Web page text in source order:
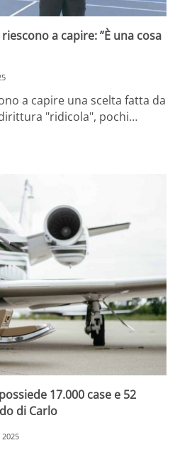
a capire: ”È una cosa
a capire una scelta fatta da
"ridicola", pochi…
17.000 case e 52
di Carlo